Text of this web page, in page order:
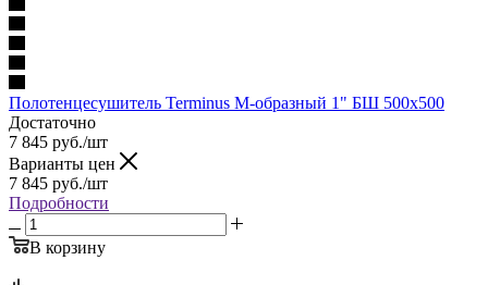
Полотенцесушитель Terminus М-образный 1" БШ 500х500
Достаточно
7 845 руб./шт
Варианты цен
7 845 руб./шт
Подробности
В корзину